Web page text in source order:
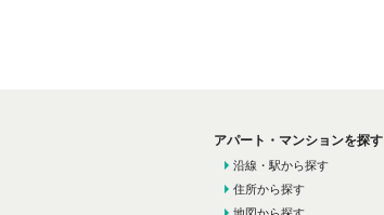
アパート・マンションを探す
沿線・駅から探す
住所から探す